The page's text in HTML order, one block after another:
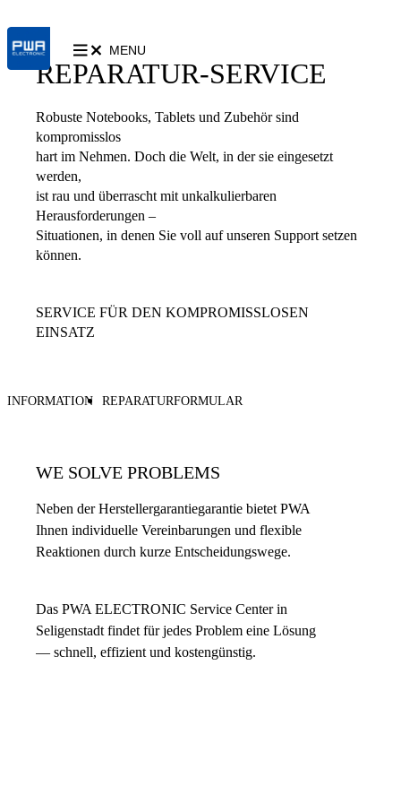
MENU
REPARATUR-SERVICE
Robuste Notebooks, Tablets und Zubehör sind
kompromisslos
hart im Nehmen. Doch die Welt, in der sie eingesetzt
werden,
ist rau und überrascht mit unkalkulierbaren
Herausforderungen –
Situationen, in denen Sie voll auf unseren Support setzen
können.
SERVICE FÜR DEN KOMPROMISSLOSEN
EINSATZ
INFORMATION REPARATURFORMULAR
WE SOLVE PROBLEMS
Neben der Herstellergarantiegarantie bietet PWA
Ihnen individuelle Vereinbarungen und flexible
Reaktionen durch kurze Entscheidungswege.
Das PWA ELECTRONIC Service Center in
Seligenstadt findet für jedes Problem eine Lösung
— schnell, effizient und kostengünstig.